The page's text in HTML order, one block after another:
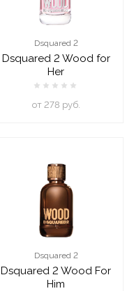
Dsquared 2
Dsquared 2 Wood for
Her
oт 278 руб.
Dsquared 2
Dsquared 2 Wood For
Him